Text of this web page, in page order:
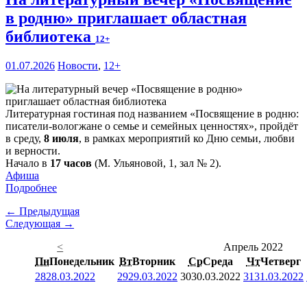
в родню» приглашает областная
библиотека 12+
01.07.2026 Новости, 12+
Литературная гостиная под названием «Посвящение в родню:
писатели-вологжане о семье и семейных ценностях», пройдёт
в среду, 8 июля, в рамках мероприятий ко Дню семьи, любви
и верности.
Начало в 17 часов (М. Ульяновой, 1, зал № 2).
Афиша
Подробнее
← Предыдущая
Следующая →
<
Апрель 2022
ПнПонедельник ВтВторник СрСреда ЧтЧетверг
2828.03.2022 2929.03.2022 3030.03.2022 3131.03.2022